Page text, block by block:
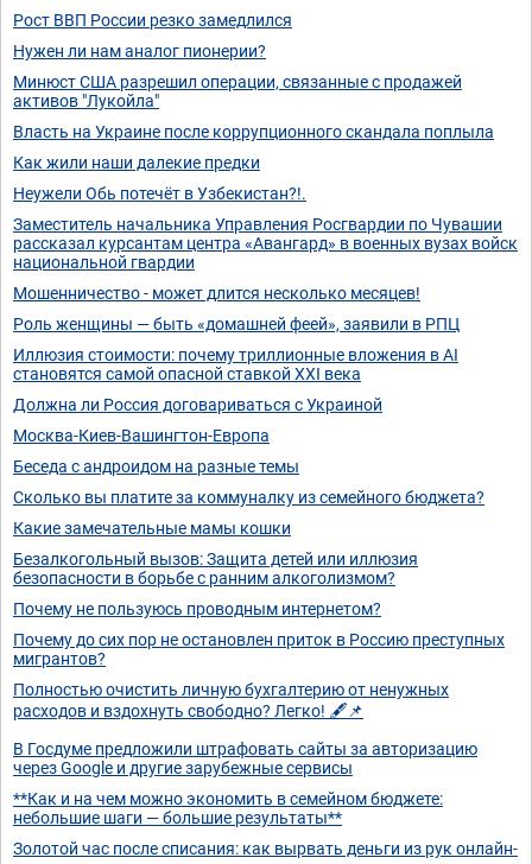
Рост ВВП России резко замедлился
Нужен ли нам аналог пионерии?
Минюст США разрешил операции, связанные с продажей
активов "Лукойла"
Власть на Украине после коррупционного скандала поплыла
Как жили наши далекие предки
Неужели Обь потечёт в Узбекистан?!.
Заместитель начальника Управления Росгвардии по Чувашии
рассказал курсантам центра «Авангард» в военных вузах войск
национальной гвардии
Мошенничество - может длится несколько месяцев!
Роль женщины — быть «домашней феей», заявили в РПЦ
Иллюзия стоимости: почему триллионные вложения в AI
становятся самой опасной ставкой XXI века
Должна ли Россия договариваться с Украиной
Москва-Киев-Вашингтон-Европа
Беседа с андроидом на разные темы
Сколько вы платите за коммуналку из семейного бюджета?
Какие замечательные мамы кошки
Безалкогольный вызов: Защита детей или иллюзия
безопасности в борьбе с ранним алкоголизмом?
Почему не пользуюсь проводным интернетом?
Почему до сих пор не остановлен приток в Россию преступных
мигрантов?
Полностью очистить личную бухгалтерию от ненужных
расходов и вздохнуть свободно? Легко! 🖋️📌
В Госдуме предложили штрафовать сайты за авторизацию
через Google и другие зарубежные сервисы
**Как и на чем можно экономить в семейном бюджете:
небольшие шаги — большие результаты**
Золотой час после списания: как вырвать деньги из рук онлайн-